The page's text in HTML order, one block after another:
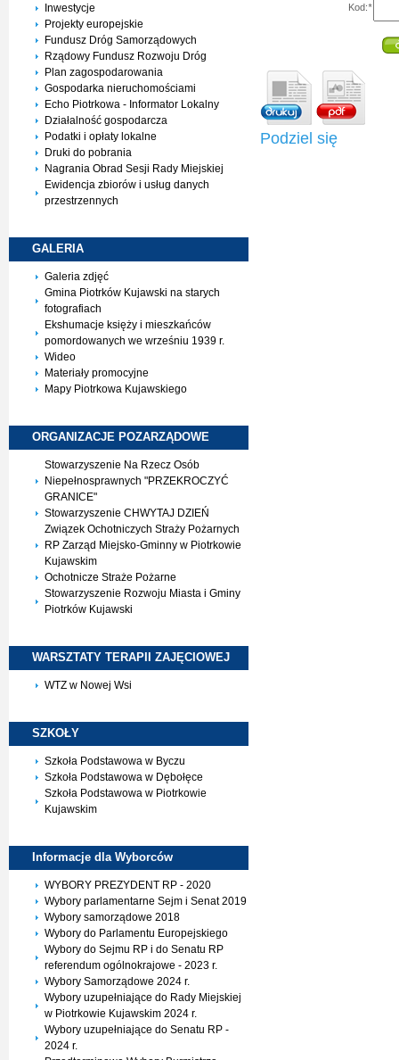
Inwestycje
Projekty europejskie
Fundusz Dróg Samorządowych
Rządowy Fundusz Rozwoju Dróg
Plan zagospodarowania
Gospodarka nieruchomościami
Echo Piotrkowa - Informator Lokalny
Działalność gospodarcza
Podatki i opłaty lokalne
Druki do pobrania
Nagrania Obrad Sesji Rady Miejskiej
Ewidencja zbiorów i usług danych
przestrzennych
GALERIA
Galeria zdjęć
Gmina Piotrków Kujawski na starych
fotografiach
Ekshumacje księży i mieszkańców
pomordowanych we wrześniu 1939 r.
Wideo
Materiały promocyjne
Mapy Piotrkowa Kujawskiego
ORGANIZACJE POZARZĄDOWE
Stowarzyszenie Na Rzecz Osób
Niepełnosprawnych "PRZEKROCZYĆ
GRANICE"
Stowarzyszenie CHWYTAJ DZIEŃ
Związek Ochotniczych Straży Pożarnych
RP Zarząd Miejsko-Gminny w Piotrkowie
Kujawskim
Ochotnicze Straże Pożarne
Stowarzyszenie Rozwoju Miasta i Gminy
Piotrków Kujawski
WARSZTATY TERAPII ZAJĘCIOWEJ
WTZ w Nowej Wsi
SZKOŁY
Szkoła Podstawowa w Byczu
Szkoła Podstawowa w Dębołęce
Szkoła Podstawowa w Piotrkowie
Kujawskim
Informacje dla Wyborców
WYBORY PREZYDENT RP - 2020
Wybory parlamentarne Sejm i Senat 2019
Wybory samorządowe 2018
Wybory do Parlamentu Europejskiego
Wybory do Sejmu RP i do Senatu RP
referendum ogólnokrajowe - 2023 r.
Wybory Samorządowe 2024 r.
Wybory uzupełniające do Rady Miejskiej
w Piotrkowie Kujawskim 2024 r.
Wybory uzupełniające do Senatu RP -
2024 r.
Kod:*
Podziel się